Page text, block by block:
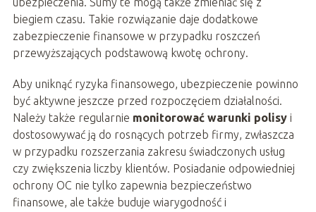
biegiem czasu. Takie rozwiązanie daje dodatkowe
zabezpieczenie finansowe w przypadku roszczeń
przewyższających podstawową kwotę ochrony.
Aby uniknąć ryzyka finansowego, ubezpieczenie powinno
być aktywne jeszcze przed rozpoczęciem działalności.
Należy także regularnie monitorować warunki polisyi
dostosowywać ją do rosnących potrzeb firmy, zwłaszcza
w przypadku rozszerzania zakresu świadczonych usług
czy zwiększenia liczby klientów. Posiadanie odpowiedniej
ochrony OC nie tylko zapewnia bezpieczeństwo
finansowe, ale także buduje wiarygodność i